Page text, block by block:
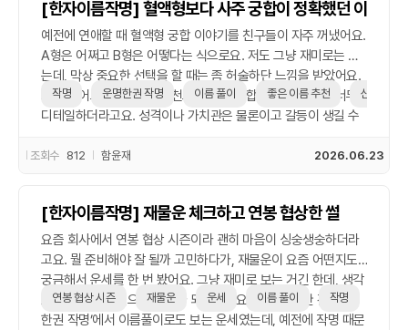
문의사항
이에서 오는 갈등 가능성 같은 것도 미리 확인할 수 있어서 좋았
어요. 물론 전적으로 믿는 건 아니지만, 재미 삼아 보기엔 딱 좋은
수준이었어요. 궁합에 집착하는 건 좀 부담스러울 수도 있겠지만,
호기심 정도로 보는 건 괜찮은 것 같아요. 혹시 저처럼 썸남 생일
만으로 궁합 볼 수 있는지 궁금할 때, 가볍게 시도해보는 것도 나
쁘지 않다고 생각해요.
[한자이름작명] 혈액형보다 사주 궁합이 정확했던 이유
예전에 연애할 때 혈액형 궁합 이야기를 친구들이 자주 꺼냈어요.
A형은 어쩌고 B형은 어떻다는 식으로요. 저도 그냥 재미로는 보
는데, 막상 중요한 선택을 할 때는 좀 허술하단 느낌을 받았어요.
그러다 어느 날, 지인의 추천으로 사주 궁합을 봤는데 그게 너무
디테일하더라고요. 성격이나 가치관은 물론이고 갈등이 생길 수
적으로 느껴졌달까. 그때부터 ‘진짜 궁합은 사주로 보는 게 맞
풀이도 자세하게 나오고, 사주 기반이라 믿음이 좀 갔어요. 특히
신생아 작명 고민 중인 친구에게 추천해줬는데, 그 친구도 좋은
이름 추천받고 마음 놓았다고 하더라고요. 이름 하나도 결국 궁합
처럼 ‘맞아야’ 오래 간다는 게 실감 났어요. 요즘은 혈액형은 가볍
게 참고만 하고, 중요한 건 사주 중심으로 보는 게 내 스타일이 됐
네요. 재미와 정확성 둘 다 챙기고 싶은 분께는 사주 궁합 추천합
작명 운명한권 작명 이름 풀이 좋은 이름 추천 신생아 작
조회수 812 함윤재 2026.06.23
[한자이름작명] 재물운 체크하고 연봉 협상한 썰
요즘 회사에서 연봉 협상 시즌이라 괜히 마음이 싱숭생숭하더라
고요. 뭘 준비해야 잘 될까 고민하다가, 재물운이 요즘 어떤지도
궁금해서 운세를 한 번 봤어요. 그냥 재미로 보는 거긴 한데, 생각
보다 뭔가 심리적으로 정리가 되더라고요. 제가 참고한 건 ‘운명
한권 작명’에서 이름풀이로도 보는 운세였는데, 예전에 작명 때문
연봉 협상 시즌 재물운 운세 이름 풀이 작명